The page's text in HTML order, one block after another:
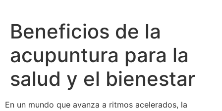
Beneficios de la
acupuntura para la
salud y el bienestar
En un mundo que avanza a ritmos acelerados, la